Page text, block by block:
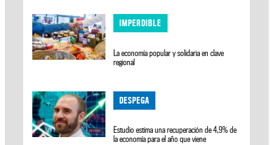
IMPERDIBLE
La economía popular y solidaria en clave
regional
DESPEGA
Estudio estima una recuperación de 4,9% de
la economía para el año que viene